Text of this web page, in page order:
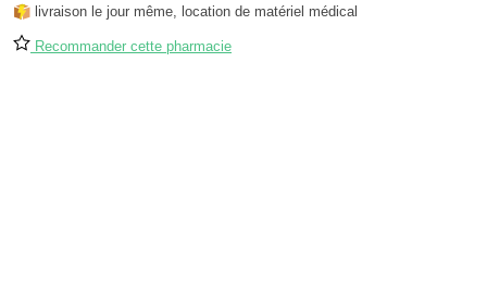
livraison le jour même, location de matériel médical
Recommander cette pharmacie